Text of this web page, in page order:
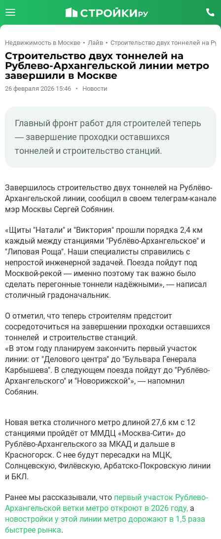
Недвижимость в Москве Лайв Строительство двух тоннелей на
Строительство двух тоннелей на
Рублево-Архангельской линии метро
завершили в Москве
26 февраля 2026 15:46 Новости
Главный фронт работ для строителей теперь
— завершение проходки оставшихся
тоннелей и строительство станций.
Завершилось строительство двух тоннелей на Рублёво-
Архангельской линии, сообщил в своем телеграм-канале
мэр Москвы Сергей Собянин.
«Щиты "Натали" и "Виктория" прошли порядка 2,4 км
каждый между станциями "Рублёво-Архангельское" и
"Липовая Роща". Наши специалисты справились с
непростой инженерной задачей. Поезда пойдут под
Москвой-рекой — именно поэтому так важно было
сделать перегонные тоннели надёжными», — написал
столичный градоначальник.
О отметил, что теперь строителям предстоит
сосредоточиться на завершении проходки оставшихся
тоннелей и строительстве станций.
«В этом году планируем закончить первый участок
линии: от "Делового центра" до "Бульвара Генерала
Карбышева". В следующем поезда пойдут до "Рублёво-
Архангельского" и "Новорижской"», — напомнил
Собянин.
Новая ветка столичного метро длиной 27,6 км с 12
станциями пройдёт от ММДЦ «Москва-Сити» до
Рублёво-Архангельского за МКАД и дальше в
Красногорск. С нее будут пересадки на МЦК,
Солнцевскую, Филёвскую, Арбатско-Покровскую линии
и БКЛ.
Ранее мы рассказывали, что первый участок Рублево-
Архангельской ветки метро откроют в 2026 году, а
новостройки у этой линии метро дорожают в 1,5 раза
быстрее рынка.